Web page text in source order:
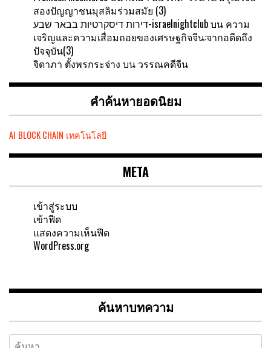
สองปัญญาชนมุสลิมร่วมสมัย (3)
דירות דיסקרטיות בבאר שבע-israelnightclubบน ความ
เจริญและความเสื่อมถอยของเศรษฐกิจจีน:จากอดีดถึง
ปัจจุบัน(3)
จิดาภา ตั้งพรกระจ่าง บน วรรณคดีจีน
คำค้นหายอดนิยม
AI BLOCK CHAIN เทคโนโลยี
META
เข้าสู่ระบบ
เข้าฟีด
แสดงความเห็นฟีด
WordPress.org
ค้นหาบทความ
ค้นหา